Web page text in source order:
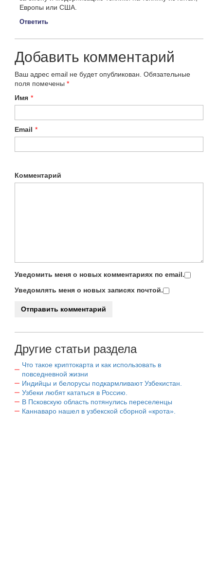
Европы или США.
Ответить
Добавить комментарий
Ваш адрес email не будет опубликован. Обязательные
поля помечены *
Имя *
Email *
Комментарий
Уведомить меня о новых комментариях по email.
Уведомлять меня о новых записях почтой.
Другие статьи раздела
Что такое криптокарта и как использовать в
повседневной жизни
Индийцы и белорусы подкармливают Узбекистан.
Узбеки любят кататься в Россию.
В Псковскую область потянулись переселенцы
Каннаваро нашел в узбекской сборной «крота».